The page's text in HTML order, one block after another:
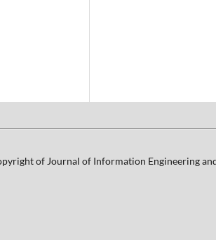
of Journal of Information Engineering